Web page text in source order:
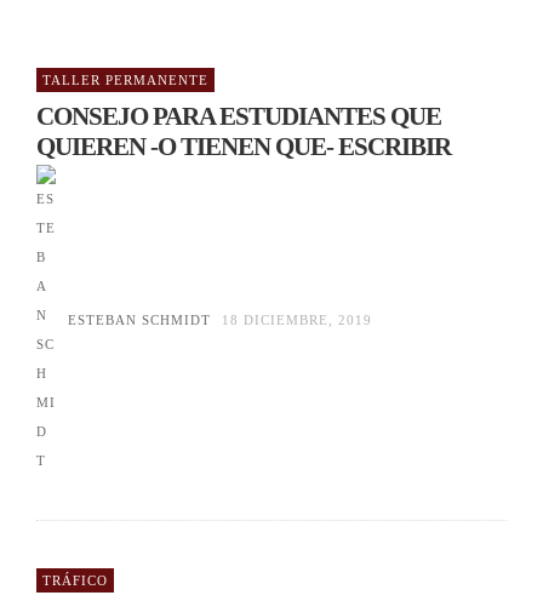
TALLER PERMANENTE
CONSEJO PARA ESTUDIANTES QUE
QUIEREN -O TIENEN QUE- ESCRIBIR
ESTEBAN SCHMIDT 18 DICIEMBRE, 2019
TRÁFICO